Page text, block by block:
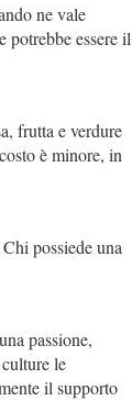
ne vale
potrebbe essere il
frutta e verdure
è minore, in
possiede una
passione,
le
il supporto